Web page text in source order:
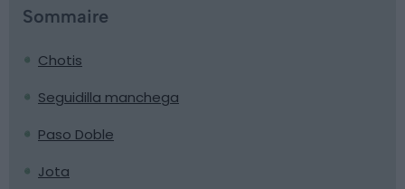
Sommaire
Chotis
Seguidilla manchega
Paso Doble
Jota